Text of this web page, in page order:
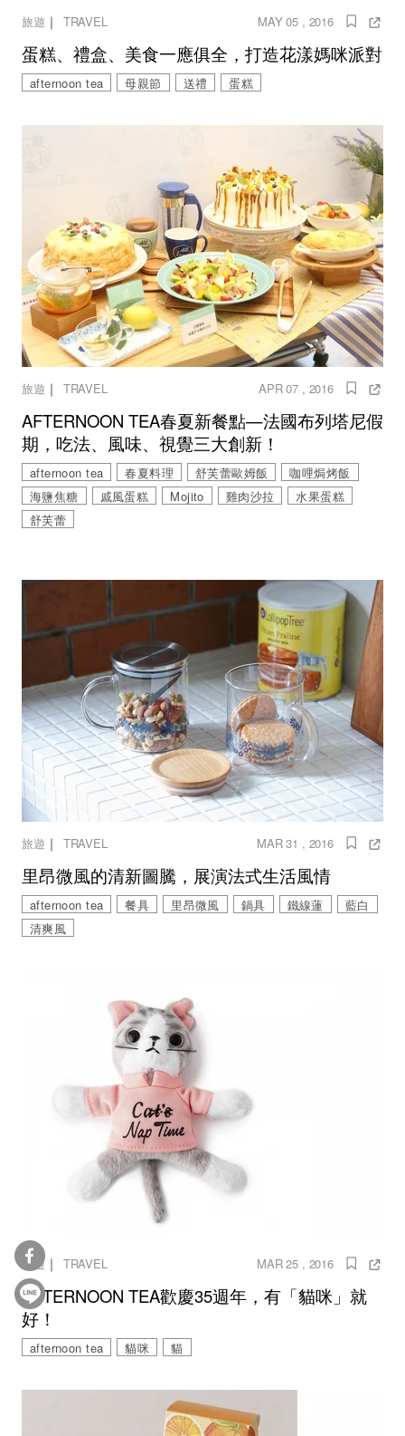
旅遊 ｜ TRAVEL MAY 05 , 2016
蛋糕、禮盒、美食一應俱全，打造花漾媽咪派對
afternoon tea 母親節 送禮 蛋糕
旅遊 ｜ TRAVEL APR 07 , 2016
AFTERNOON TEA春夏新餐點—法國布列塔尼假
期，吃法、風味、視覺三大創新！
afternoon tea 春夏料理 舒芙蕾歐姆飯
咖哩焗烤飯
海鹽焦糖
戚風蛋糕 Mojito 雞肉沙拉
水果蛋糕
舒芙蕾
旅遊 ｜ TRAVEL MAR 31 , 2016
里昂微風的清新圖騰，展演法式生活風情
afternoon tea 餐具 里昂微風 鍋具 鐵線蓮
藍白
清爽風
旅遊｜ TRAVEL MAR 25 , 2016
AFTERNOON TEA歡慶35週年，有「貓咪」就
好！
afternoon tea 貓咪 貓